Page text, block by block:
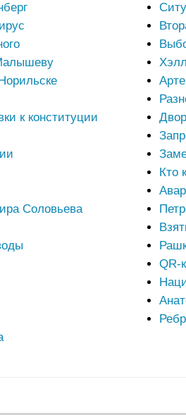
к конституции
Соловьева
Кто
QR-